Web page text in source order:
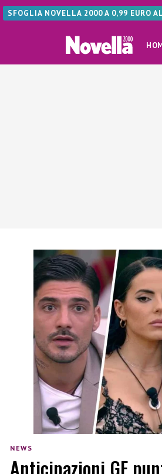
SFOGLIA NOVELLA 2000 A 0,99 EURO
NEWS
Anticipazioni GF